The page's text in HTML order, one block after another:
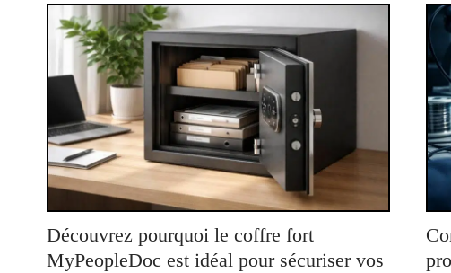
Découvrez pourquoi le coffre fort
MyPeopleDoc est idéal pour sécuriser vos